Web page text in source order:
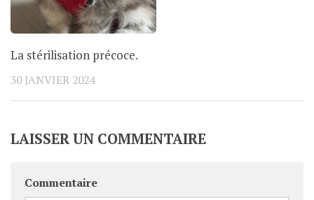
La stérilisation précoce.
30 JANVIER 2024
LAISSER UN COMMENTAIRE
Commentaire